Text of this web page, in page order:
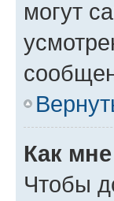
могут
Как
Чтобы